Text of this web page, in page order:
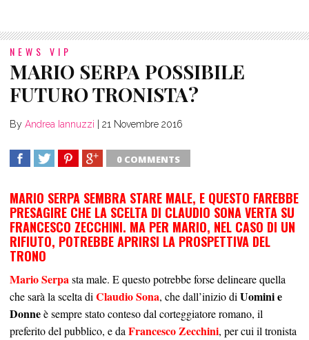
NEWS VIP
MARIO SERPA POSSIBILE
FUTURO TRONISTA?
By Andrea Iannuzzi 21 Novembre 2016
0 COMMENTS
MARIO SERPA SEMBRA STARE MALE, E QUESTO FAREBBE
PRESAGIRE CHE LA SCELTA DI CLAUDIO SONA VERTA SU
FRANCESCO ZECCHINI. MA PER MARIO, NEL CASO DI UN
RIFIUTO, POTREBBE APRIRSI LA PROSPETTIVA DEL
TRONO
Mario Serpasta male. E questo potrebbe forse delineare quella
che sarà la scelta diClaudio Sona, che dall’inizio diUomini e
Donneè sempre stato conteso dal corteggiatore romano, il
preferito del pubblico, e daFrancesco Zecchini, per cui il tronista